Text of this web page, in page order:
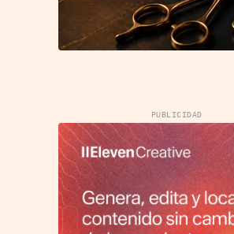
PUBLICIDAD